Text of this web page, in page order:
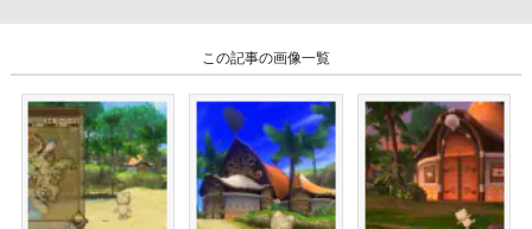
この記事の画像一覧